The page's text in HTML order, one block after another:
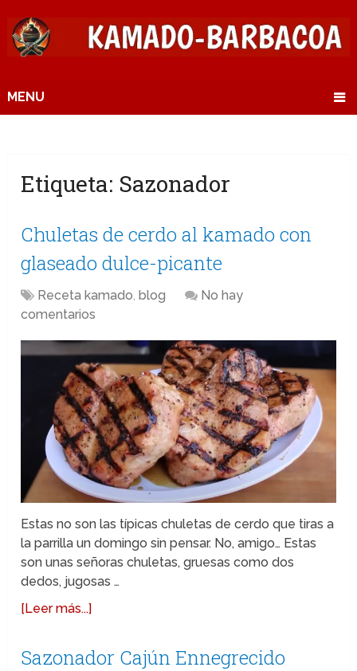
MENU
Etiqueta: Sazonador
Chuletas de cerdo al kamado con
glaseado dulce-picante
Receta kamado,blog
No hay
comentarios
Estas no son las típicas chuletas de cerdo que tiras a
la parrilla un domingo sin pensar. No, amigo… Estas
son unas señoras chuletas, gruesas como dos
dedos, jugosas …
[Leer más...]
Sazonador Cajún Ennegrecido